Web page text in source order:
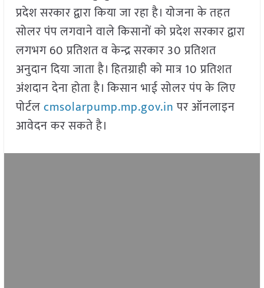
प्रदेश सरकार द्वारा किया जा रहा है। योजना के तहत
सोलर पंप लगवाने वाले किसानों को प्रदेश सरकार द्वारा
लगभग 60 प्रतिशत व केन्द्र सरकार 30 प्रतिशत
अनुदान दिया जाता है। हितग्राही को मात्र 10 प्रतिशत
अंशदान देना होता है। किसान भाई सोलर पंप के लिए
पोर्टलcmsolarpump.mp.gov.inपर ऑनलाइन
आवेदन कर सकते है।